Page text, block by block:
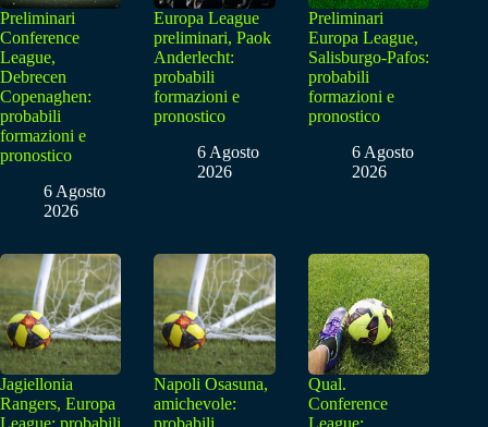
Preliminari
Conference
League,
Debrecen
Copenaghen:
probabili
formazioni e
pronostico
6 Agosto
2026
Europa League
preliminari, Paok
Anderlecht:
probabili
formazioni e
pronostico
6 Agosto
2026
Preliminari
Europa League,
Salisburgo-Pafos:
probabili
formazioni e
pronostico
6 Agosto
2026
Jagiellonia
Rangers, Europa
Napoli Osasuna,
amichevole:
Qual.
Conference